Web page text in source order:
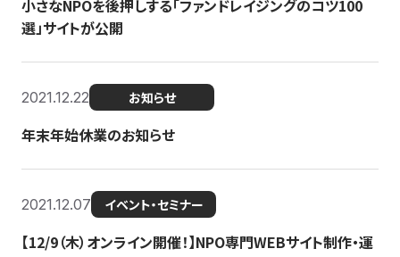
小さなNPOを後押しする「ファンドレイジングのコツ100
選」サイトが公開
2021.12.22 お知らせ
年末年始休業のお知らせ
2021.12.07 イベント・セミナー
【12/9（木）オンライン開催！】NPO専門WEBサイト制作・運